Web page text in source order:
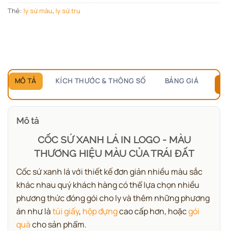
Chỉ hỏi1 lần duy nhất
Thẻ: ly sứ màu, ly sứ trụ
MÔ TẢ KÍCH THƯỚC & THÔNG SỐ BẢNG GIÁ
Mô tả
CỐC SỨ XANH LÁ IN LOGO - MÀU
THƯƠNG HIỆU MÀU CỦA TRÁI ĐẤT
Cốc sứ xanh lá với thiết kế đơn giản nhiều màu sắc
khác nhau quý khách hàng có thể lựa chọn nhiều
phương thức đóng gói cho ly và thêm những phương
án như làtúi giấy, hộp đựngcao cấp hơn, hoặcgói
quàcho sản phẩm.